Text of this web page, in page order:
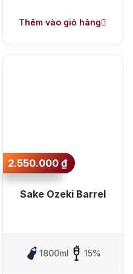
Thêm vào giỏ hàng
2.550.000₫
Sake Ozeki Barrel
1800ml 15%